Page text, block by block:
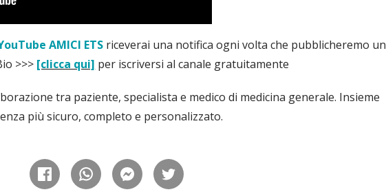
AMICI ETS riceverai una notifica ogni volta che pubblicheremo un
>>> [clicca qui] per iscriversi al canale gratuitamente
tra paziente, specialista e medico di medicina generale. Insieme
più sicuro, completo e personalizzato.